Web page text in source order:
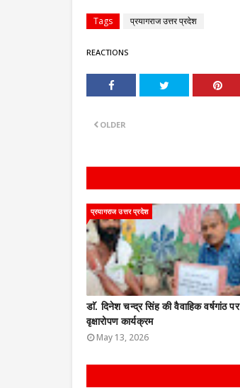
Tags प्रयागराज उत्तर प्रदेश
REACTIONS
OLDER
प्रयागराज उत्तर प्रदेश
डाॅ. दिनेश चन्द्र सिंह की वैवाहिक वर्षगांठ पर
वृक्षारोपण कार्यक्रम
May 13, 2026